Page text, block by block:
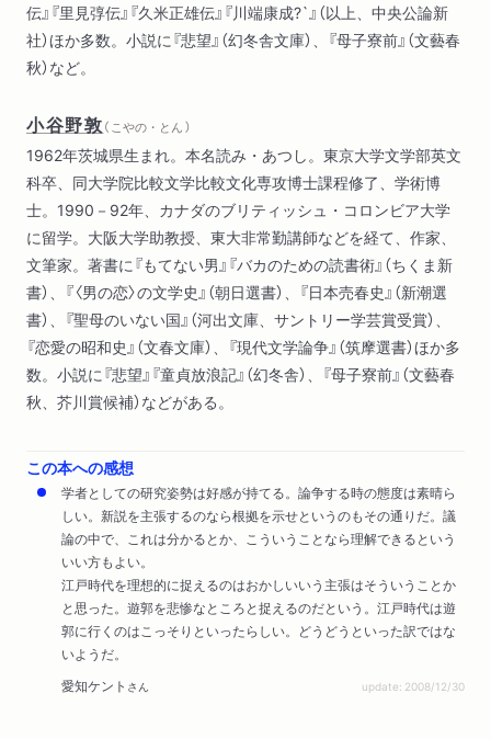
伝』『里見弴伝』『久米正雄伝』『川端康成?`』（以上、中央公論新
社）ほか多数。小説に『悲望』（幻冬舎文庫）、『母子寮前』（文藝春
秋）など。
小谷野敦（ こやの・とん ）
1962年茨城県生まれ。本名読み・あつし。東京大学文学部英文
科卒、同大学院比較文学比較文化専攻博士課程修了、学術博
士。1990－92年、カナダのブリティッシュ・コロンビア大学
に留学。大阪大学助教授、東大非常勤講師などを経て、作家、
文筆家。著書に『もてない男』『バカのための読書術』（ちくま新
書）、『〈男の恋〉の文学史』（朝日選書）、『日本売春史』（新潮選
書）、『聖母のいない国』（河出文庫、サントリー学芸賞受賞）、
『恋愛の昭和史』（文春文庫）、『現代文学論争』（筑摩選書）ほか多
数。小説に『悲望』『童貞放浪記』（幻冬舎）、『母子寮前』（文藝春
秋、芥川賞候補）などがある。
この本への感想
学者としての研究姿勢は好感が持てる。論争する時の態度は素晴ら
しい。新説を主張するのなら根拠を示せというのもその通りだ。議
論の中で、これは分かるとか、こういうことなら理解できるという
いい方もよい。
江戸時代を理想的に捉えるのはおかしいいう主張はそういうことか
と思った。遊郭を悲惨なところと捉えるのだという。江戸時代は遊
郭に行くのはこっそりといったらしい。どうどうといった訳ではな
いようだ。
愛知ケント さん update: 2008/12/30